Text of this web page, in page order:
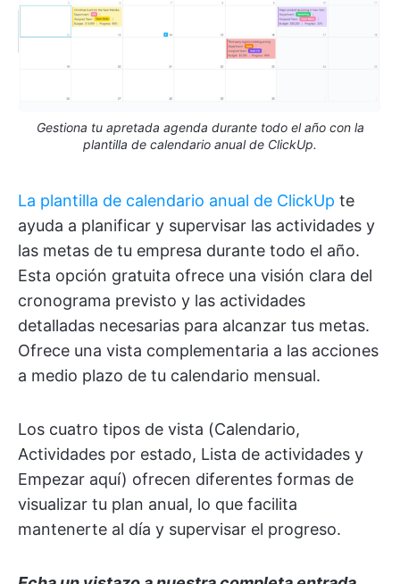
Gestiona tu apretada agenda durante todo el año con la
plantilla de calendario anual de ClickUp.
La plantilla de calendario anual de ClickUp te
ayuda a planificar y supervisar las actividades y
las metas de tu empresa durante todo el año.
Esta opción gratuita ofrece una visión clara del
cronograma previsto y las actividades
detalladas necesarias para alcanzar tus metas.
Ofrece una vista complementaria a las acciones
a medio plazo de tu calendario mensual.
Los cuatro tipos de vista (Calendario,
Actividades por estado, Lista de actividades y
Empezar aquí) ofrecen diferentes formas de
visualizar tu plan anual, lo que facilita
mantenerte al día y supervisar el progreso.